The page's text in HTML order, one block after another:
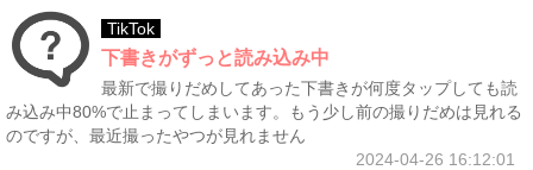
TikTok
下書きがずっと読み込み中
最新で撮りだめしてあった下書きが何度タップしても読
み込み中80%で止まってしまいます。もう少し前の撮りだめは見れる
のですが、最近撮ったやつが見れません
2024-04-26 16:12:01